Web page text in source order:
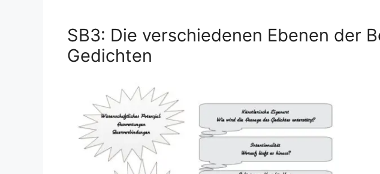
SB3: Die verschiedenen Ebenen der
Gedichten